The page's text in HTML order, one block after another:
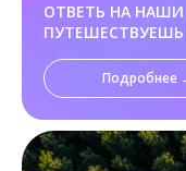
ОТВЕТЬ НА
Подробнее